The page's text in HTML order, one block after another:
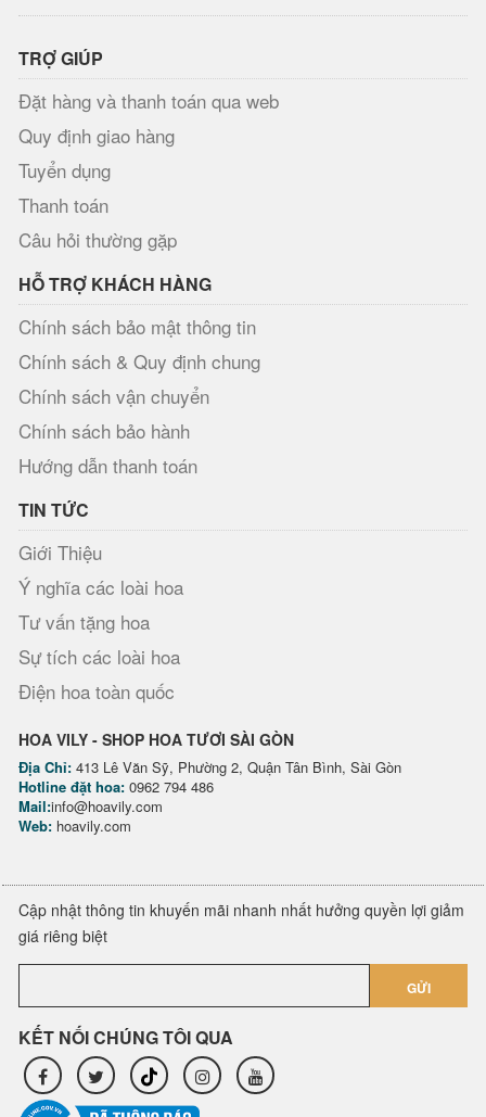
TRỢ GIÚP
Đặt hàng và thanh toán qua web
Quy định giao hàng
Tuyển dụng
Thanh toán
Câu hỏi thường gặp
HỖ TRỢ KHÁCH HÀNG
Chính sách bảo mật thông tin
Chính sách & Quy định chung
Chính sách vận chuyển
Chính sách bảo hành
Hướng dẫn thanh toán
TIN TỨC
Giới Thiệu
Ý nghĩa các loài hoa
Tư vấn tặng hoa
Sự tích các loài hoa
Điện hoa toàn quốc
HOA VILY - SHOP HOA TƯƠI SÀI GÒN
Địa Chỉ: 413 Lê Văn Sỹ, Phường 2, Quận Tân Bình, Sài Gòn
Hotline đặt hoa: 0962 794 486
Mail:info@hoavily.com
Web: hoavily.com
Cập nhật thông tin khuyến mãi nhanh nhất hưởng quyền lợi giảm
giá riêng biệt
GỬI
KẾT NỐI CHÚNG TÔI QUA